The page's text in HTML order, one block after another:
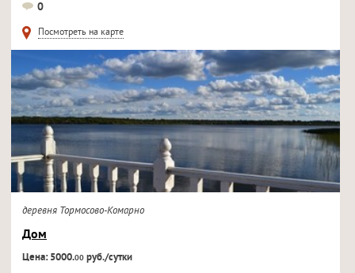
0
Посмотреть на карте
деревня Тормосово-Комарно
Дом
Цена: 5000.00руб./сутки